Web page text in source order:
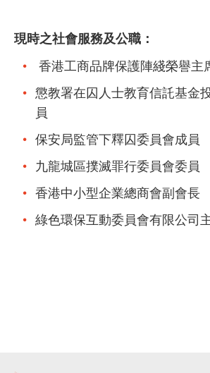
現時之社會服務及公職：
香港工商品牌保護陣綫榮譽主
懲教署在囚人士教育信託基金
員
保安局監管下釋囚委員會成員
九龍城區撲滅罪行委員會委員
香港中小型企業總商會副會長
綠色環保互動委員會有限公司